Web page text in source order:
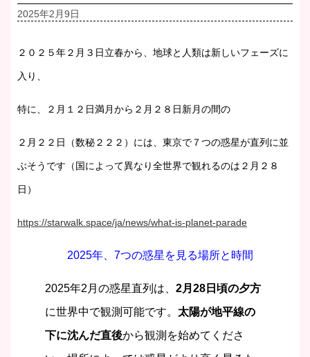
2025年2月9日
２０２５年２月３日立春から、地球と人類は新しいフェーズに
入り、
特に、２月１２日満月から２月２８日新月の間の
２月２２日（数秘２２２）には、東京で７つの惑星が直列に並
ぶそうです（国によって異なり全世界で観れるのは２月２８
日）
https://starwalk.space/ja/news/what-is-planet-parade
2025年、7つの惑星を見る場所と時間
2025年2月の惑星直列は、 2月28日頃の夕方
に世界中で観測可能です。 太陽が地平線の
下に沈んだ直後から観測を始めてくださ